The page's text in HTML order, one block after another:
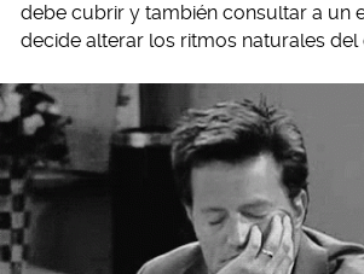
debe cubrir y también consultar a un
decide alterar los ritmos naturales del